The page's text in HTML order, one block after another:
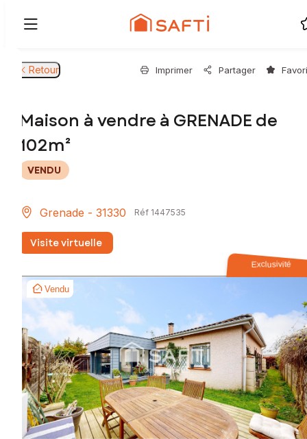
Retour Imprimer Partager
Maison à vendre à GRENADE de
102m²
VENDU
Grenade - 31330 Réf 1447535
Visite virtuelle
Exclusivité
Vendu